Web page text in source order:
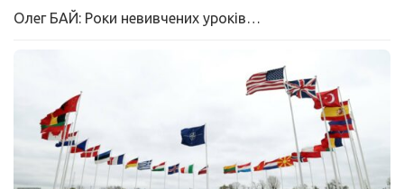
Олег БАЙ: Роки невивчених уроків…